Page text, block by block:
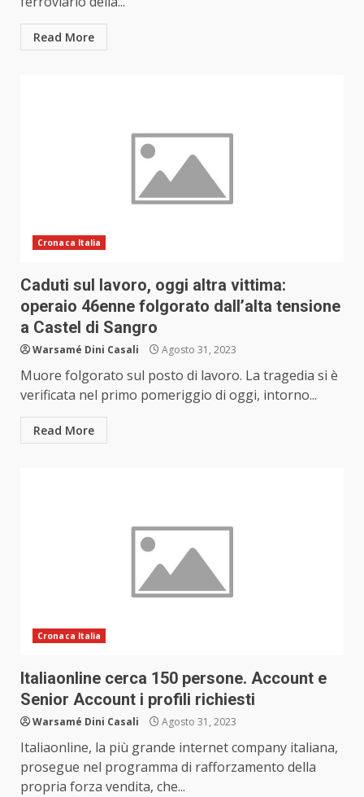
Read More
Cronaca Italia
Caduti sul lavoro, oggi altra vittima:
operaio 46enne folgorato dall’alta tensione
a Castel di Sangro
Warsamé Dini Casali Agosto 31, 2023
Muore folgorato sul posto di lavoro. La tragedia si è
verificata nel primo pomeriggio di oggi, intorno...
Read More
Cronaca Italia
Italiaonline cerca 150 persone. Account e
Senior Account i profili richiesti
Warsamé Dini Casali Agosto 31, 2023
Italiaonline, la più grande internet company italiana,
prosegue nel programma di rafforzamento della
propria forza vendita, che...